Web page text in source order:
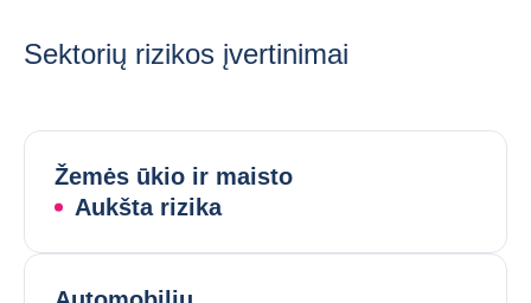
Sektorių rizikos įvertinimai
Žemės ūkio ir maisto
Aukšta rizika